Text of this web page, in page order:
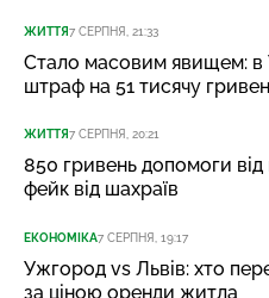
ЖИТТЯ7 СЕРПНЯ, 21:33
Стало масовим явищем: в
штраф на 51 тисячу
ЖИТТЯ7 СЕРПНЯ, 20:21
850 гривень допомоги
фейк від шахраїв
ЕКОНОМІКА7 СЕРПНЯ, 19:17
Ужгород vs Львів: хто
за ціною оренди житла